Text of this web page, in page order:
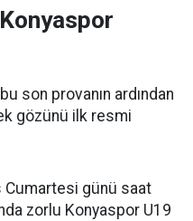
son provanın ardından
gözünü ilk resmi
Cumartesi günü saat
zorlu Konyaspor U19